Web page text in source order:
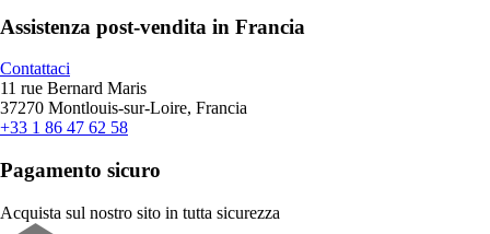
Assistenza post-vendita in Francia
Contattaci
11 rue Bernard Maris
37270 Montlouis-sur-Loire, Francia
+33 1 86 47 62 58
Pagamento sicuro
Acquista sul nostro sito in tutta sicurezza